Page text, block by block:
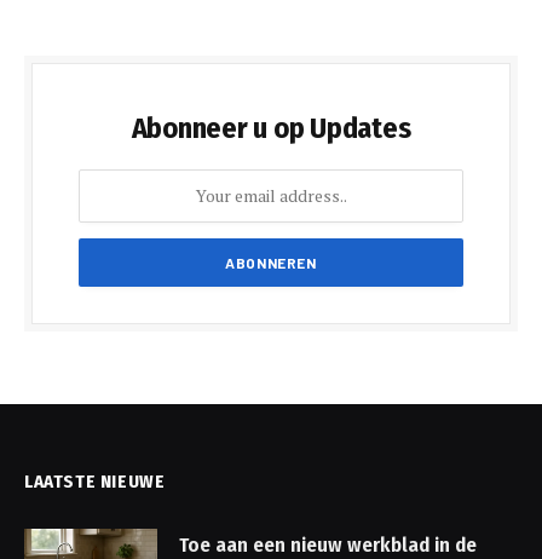
Abonneer u op Updates
LAATSTE NIEUWE
Toe aan een nieuw werkblad in de